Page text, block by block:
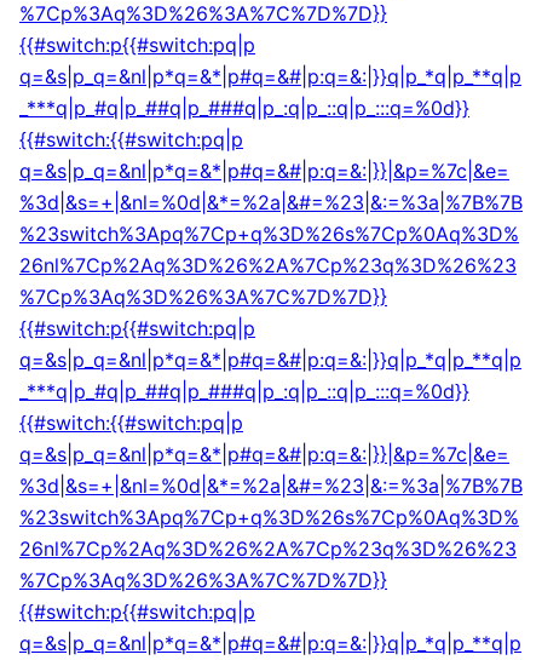
%7Cp%3Aq%3D%26%3A%7C%7D%7D}}
{{#switch:p{{#switch:pq|p
q=&s|p_q=&nl|p*q=&*|p#q=&#|p:q=&:|}}q|p_*q|p_**q|p
_***q|p_#q|p_##q|p_###q|p_:q|p_::q|p_:::q=%0d}}
{{#switch:{{#switch:pq|p
q=&s|p_q=&nl|p*q=&*|p#q=&#|p:q=&:|}}|&p=%7c|&e=
%3d|&s=+|&nl=%0d|&*=%2a|&#=%23|&:=%3a|%7B%7B
%23switch%3Apq%7Cp+q%3D%26s%7Cp%0Aq%3D%
26nl%7Cp%2Aq%3D%26%2A%7Cp%23q%3D%26%23
%7Cp%3Aq%3D%26%3A%7C%7D%7D}}
{{#switch:p{{#switch:pq|p
q=&s|p_q=&nl|p*q=&*|p#q=&#|p:q=&:|}}q|p_*q|p_**q|p
_***q|p_#q|p_##q|p_###q|p_:q|p_::q|p_:::q=%0d}}
{{#switch:{{#switch:pq|p
q=&s|p_q=&nl|p*q=&*|p#q=&#|p:q=&:|}}|&p=%7c|&e=
%3d|&s=+|&nl=%0d|&*=%2a|&#=%23|&:=%3a|%7B%7B
%23switch%3Apq%7Cp+q%3D%26s%7Cp%0Aq%3D%
26nl%7Cp%2Aq%3D%26%2A%7Cp%23q%3D%26%23
%7Cp%3Aq%3D%26%3A%7C%7D%7D}}
{{#switch:p{{#switch:pq|p
q=&s|p_q=&nl|p*q=&*|p#q=&#|p:q=&:|}}q|p_*q|p_**q|p